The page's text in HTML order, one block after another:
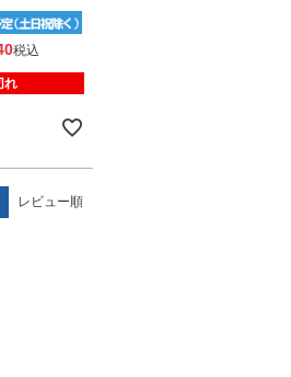
税込
れ
レビュー順